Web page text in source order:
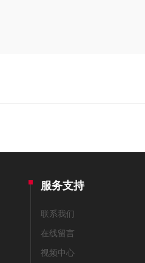
服务支持
联系我们
在线留言
视频中心